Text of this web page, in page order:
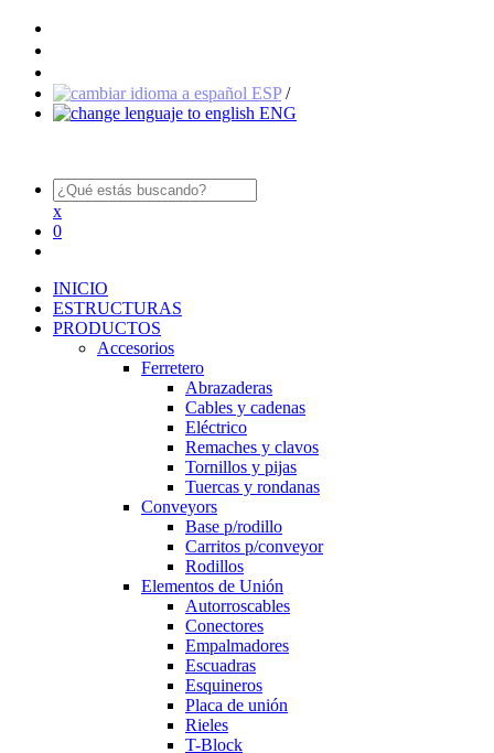
ESP/
ENG
x
0
INICIO
ESTRUCTURAS
PRODUCTOS
Accesorios
Ferretero
Abrazaderas
Cables y cadenas
Eléctrico
Remaches y clavos
Tornillos y pijas
Tuercas y rondanas
Conveyors
Base p/rodillo
Carritos p/conveyor
Rodillos
Elementos de Unión
Autorroscables
Conectores
Empalmadores
Escuadras
Esquineros
Placa de unión
Rieles
T-Block